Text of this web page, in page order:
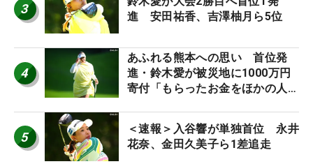
3
進 安田祐香、吉澤柚月ら5位
4
あふれる熊本への思い 首位発
進・鈴木愛が被災地に1000万円
寄付「もらったお金をほかの人
5
＜速報＞入谷響が単独首位 永井
花奈、金田久美子ら1差追走